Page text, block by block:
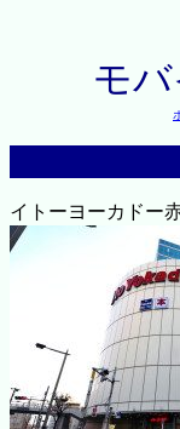
モ
イトーヨーカドー